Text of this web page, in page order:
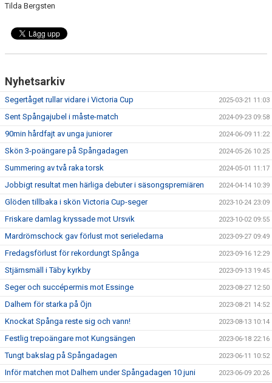
Tilda Bergsten
Nyhetsarkiv
Segertåget rullar vidare i Victoria Cup 2025-03-21 11:03
Sent Spångajubel i måste-match 2024-09-23 09:58
90min hårdfajt av unga juniorer 2024-06-09 11:22
Skön 3-poängare på Spångadagen 2024-05-26 10:25
Summering av två raka torsk 2024-05-01 11:17
Jobbigt resultat men härliga debuter i säsongspremiären 2024-04-14 10:39
Glöden tillbaka i skön Victoria Cup-seger 2023-10-24 23:09
Friskare damlag kryssade mot Ursvik 2023-10-02 09:55
Mardrömschock gav förlust mot serieledarna 2023-09-27 09:49
Fredagsförlust för rekordungt Spånga 2023-09-16 12:29
Stjärnsmäll i Täby kyrkby 2023-09-13 19:45
Seger och succépermis mot Essinge 2023-08-27 12:50
Dalhem för starka på Öjn 2023-08-21 14:52
Knockat Spånga reste sig och vann! 2023-08-13 10:14
Festlig trepoängare mot Kungsängen 2023-06-18 22:16
Tungt bakslag på Spångadagen 2023-06-11 10:52
Inför matchen mot Dalhem under Spångadagen 10 juni 2023-06-09 20:26